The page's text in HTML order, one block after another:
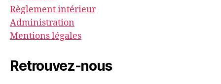
Règlement intérieur
Administration
Mentions légales
Retrouvez-nous